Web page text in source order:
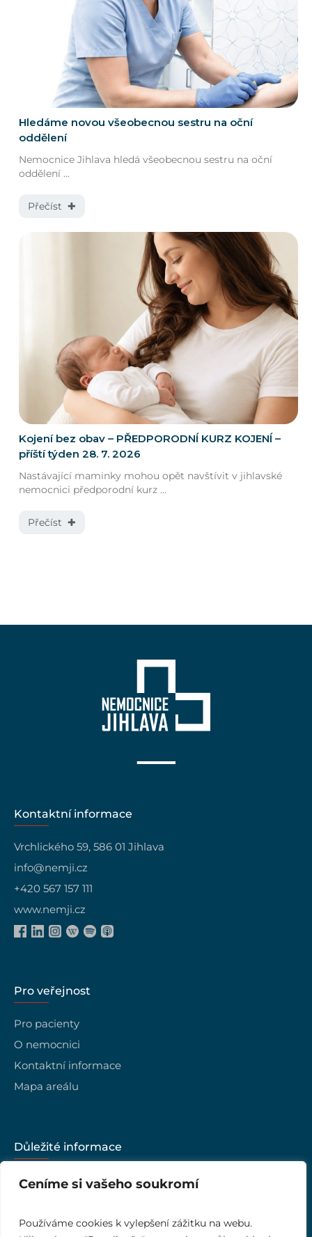
Ceníme si vašeho soukromí
Používáme cookies k vylepšení zážitku na webu.
Hledáme novou všeobecnou sestru na oční
oddělení
Nemocnice Jihlava hledá všeobecnou sestru na oční
oddělení ...
Přečíst ✚
Kojení bez obav – PŘEDPORODNÍ KURZ KOJENÍ –
příští týden 28. 7. 2026
Nastávající maminky mohou opět navštívit v jihlavské
nemocnici předporodní kurz ...
Přečíst ✚
Kontaktní informace
Vrchlického 59, 586 01 Jihlava
info@nemji.cz
+420 567 157 111
www.nemji.cz
Pro veřejnost
Pro pacienty
O nemocnici
Kontaktní informace
Mapa areálu
Důležité informace
Kariéra
Kvalita